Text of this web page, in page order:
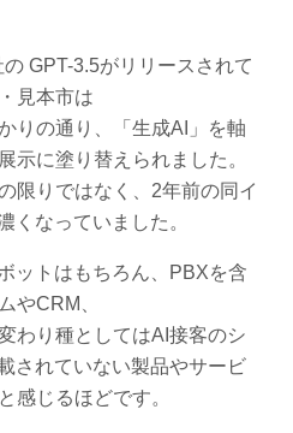
GPT-3.5がリリースされて
見本市は
りの通り、「生成AI」を軸
示に塗り替えられました。
限りではなく、2年前の同イ
くなっていました。
ットはもちろん、PBXを含
やCRM、
わり種としてはAI接客のシ
されていない製品やサービ
感じるほどです。